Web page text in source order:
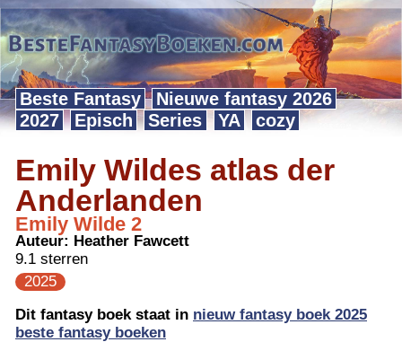
Beste Fantasy
Nieuwe fantasy 2026
2027
Episch Series YA cozy
Emily Wildes atlas der
Anderlanden
Emily Wilde 2
Auteur: Heather Fawcett
9.1 sterren
2025
Dit fantasy boek staat in nieuw fantasy boek 2025
beste fantasy boeken